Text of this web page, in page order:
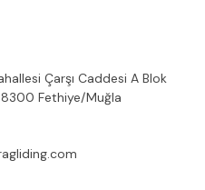
Çarşı Caddesi A Blok
Fethiye/Muğla